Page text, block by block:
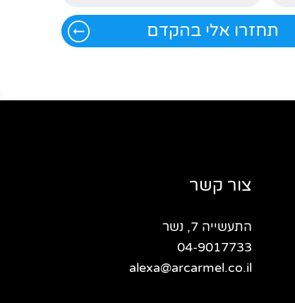
צור קשר
התעשייה 7, נשר
04-9017733
alexa@arcarmel.co.il